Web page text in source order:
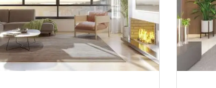
de ClientesEntrar no Painel de
Entrar no Apto